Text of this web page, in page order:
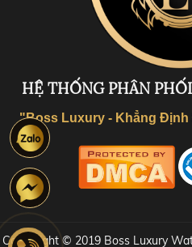
HỆ THỐNG PHÂN
"Boss Luxury - Khẳng
Coppyright © 2019 Boss Luxury